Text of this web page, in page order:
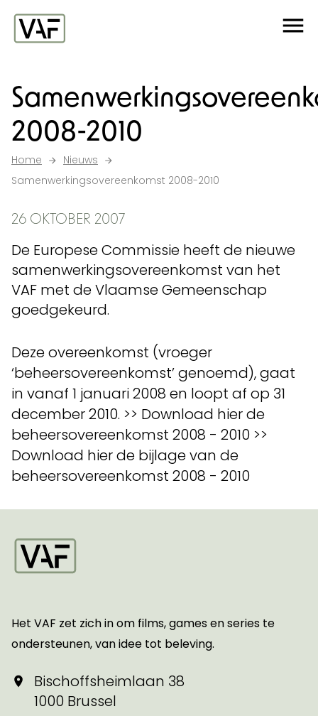
Ga verder naar de inhoud
2008-2010
Home
Nieuws
Samenwerkingsovereenkomst 2008-2010
26 OKTOBER 2007
De Europese Commissie heeft de nieuwe
samenwerkingsovereenkomst van het
VAF met de Vlaamse Gemeenschap
goedgekeurd.
Deze overeenkomst (vroeger
‘beheersovereenkomst’ genoemd), gaat
in vanaf 1 januari 2008 en loopt af op 31
december 2010. >> Download hier de
beheersovereenkomst 2008 - 2010 >>
Download hier de bijlage van de
beheersovereenkomst 2008 - 2010
Het VAF zet zich in om films, games en series te
ondersteunen, van idee tot beleving.
Bischoffsheimlaan 38
1000 Brussel